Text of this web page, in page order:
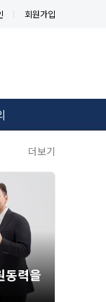
회원가입
더보기
동력을